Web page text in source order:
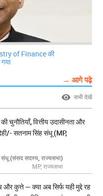
of Finance की
→ आगे पढ़े
सभी देखें
चुनौतियाँ, वित्तीय उदासीनता और
सतनाम सिंह संधू (MP,
संधू (संसद सदस्य, राज्यसभा)
MP, राज्यसभा
कुत्ते — क्या अब सिर्फ यही मुद्दे रह